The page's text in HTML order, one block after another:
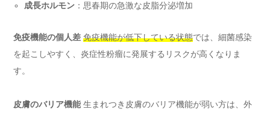
成長ホルモン ：思春期の急激な皮脂分泌増加
免疫機能の個人差 免疫機能が低下している状態では、細菌感染
を起こしやすく、炎症性粉瘤に発展するリスクが高くなりま
す。
皮膚のバリア機能生まれつき皮膚のバリア機能が弱い方は、外